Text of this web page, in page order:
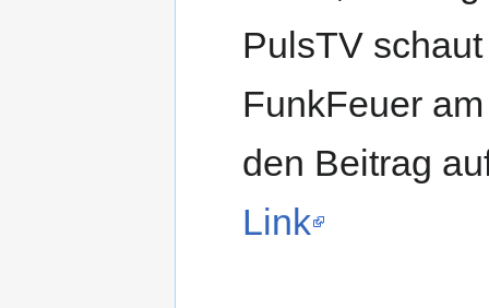
PulsTV
FunkFeuer
den Beitrag
Link